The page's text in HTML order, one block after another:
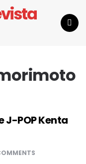
POP Kenta